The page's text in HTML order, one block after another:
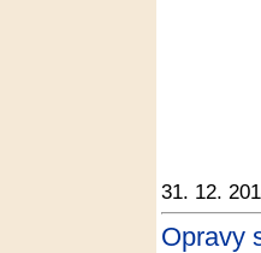
31. 12.
Opravy